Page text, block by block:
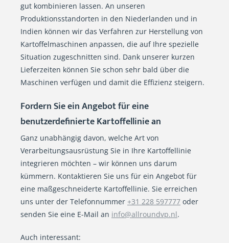
gut kombinieren lassen. An unseren
Produktionsstandorten in den Niederlanden und in
Indien können wir das Verfahren zur Herstellung von
Kartoffelmaschinen anpassen, die auf Ihre spezielle
Situation zugeschnitten sind. Dank unserer kurzen
Lieferzeiten können Sie schon sehr bald über die
Maschinen verfügen und damit die Effizienz steigern.
Fordern Sie ein Angebot für eine
benutzerdefinierte Kartoffellinie an
Ganz unabhängig davon, welche Art von
Verarbeitungsausrüstung Sie in Ihre Kartoffellinie
integrieren möchten – wir können uns darum
kümmern. Kontaktieren Sie uns für ein Angebot für
eine maßgeschneiderte Kartoffellinie. Sie erreichen
uns unter der Telefonnummer +31 228 597777 oder
senden Sie eine E-Mail an info@allroundvp.nl.
Auch interessant: